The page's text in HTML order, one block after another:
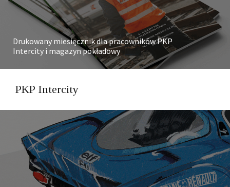
Drukowany miesięcznik dla pracowników PKP
Intercity i magazyn pokładowy
PKP Intercity